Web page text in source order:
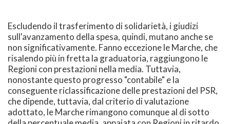
Escludendo il trasferimento di solidarietà, i giudizi
sull'avanzamento della spesa, quindi, mutano anche se
non significativamente. Fanno eccezione le Marche, che
risalendo più in fretta la graduatoria, raggiungono le
Regioni con prestazioni nella media. Tuttavia,
nonostante questo progresso "contabile" e la
conseguente riclassificazione delle prestazioni del PSR,
che dipende, tuttavia, dal criterio di valutazione
adottato, le Marche rimangono comunque al di sotto